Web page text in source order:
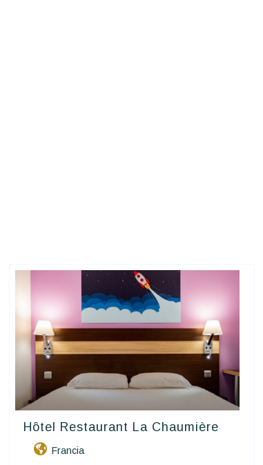
Contact Hôtels
Hôtel Restaurant La Chaumière
Francia